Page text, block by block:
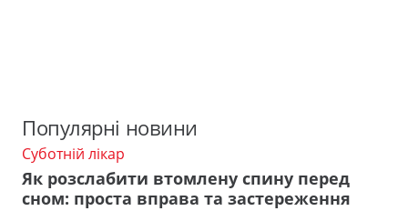
Популярні новини
Суботній лікар
Як розслабити втомлену спину перед
сном: проста вправа та застереження